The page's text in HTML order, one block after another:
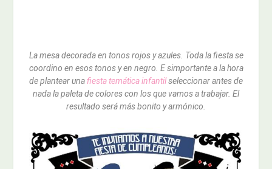
La mesa decorada en tonos rojos y azules. Toda la fiesta se
coordino en esos tonos y en negro. E simportante a la hora
de plantear unafiesta temática infantilseleccionar antes de
nada la paleta de colores con los que vamos a trabajar. El
resultado será más bonito y armónico.